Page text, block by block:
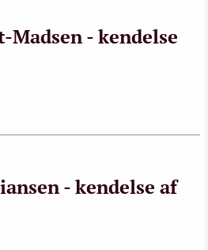
- kendelse
- kendelse af